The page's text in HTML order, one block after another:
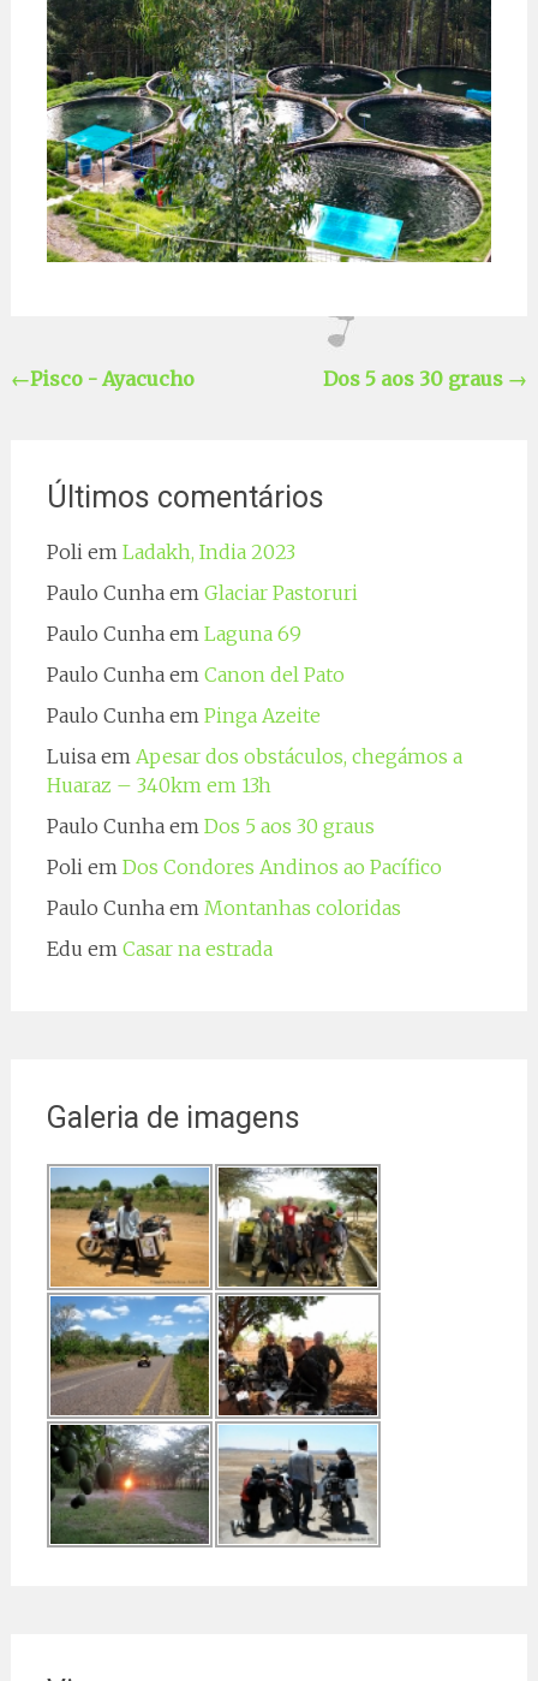
←Pisco - Ayacucho Dos 5 aos 30 graus →
Últimos comentários
Poliem Ladakh, India 2023
Paulo Cunhaem Glaciar Pastoruri
Paulo Cunhaem Laguna 69
Paulo Cunhaem Canon del Pato
Paulo Cunhaem Pinga Azeite
Luisaem Apesar dos obstáculos, chegámos a
Huaraz – 340km em 13h
Paulo Cunhaem Dos 5 aos 30 graus
Poliem Dos Condores Andinos ao Pacífico
Paulo Cunhaem Montanhas coloridas
Edu em Casar na estrada
Galeria de imagens